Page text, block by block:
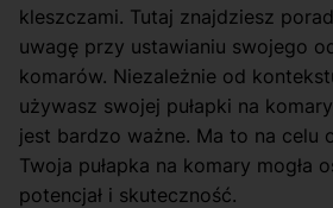
kleszczami. Tutaj znajdziesz
uwagę przy ustawianiu swojego
komarów. Niezależnie od
używasz swojej pułapki na
jest bardzo ważne. Ma to na celu
Twoja pułapka na komary mogła
potencjał i skuteczność.